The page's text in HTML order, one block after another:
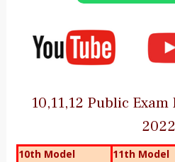
10,11,12 Public
2022
10th Model
11th Model